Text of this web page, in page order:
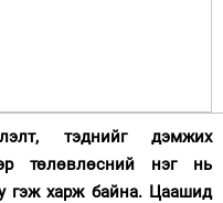
тэднийг дэмжих
төлөвлөсний нэг нь
гэж харж байна. Цаашид